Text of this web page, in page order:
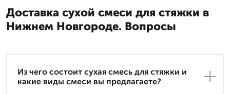
Доставка сухой смеси для стяжки в
Нижнем Новгороде. Вопросы
Из чего состоит сухая смесь для стяжки и
какие виды смеси вы предлагаете?